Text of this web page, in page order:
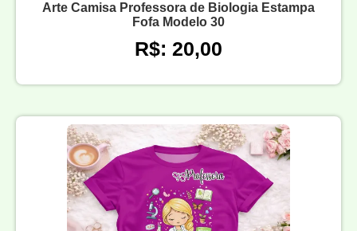
Arte Camisa Professora de Biologia Estampa
Fofa Modelo 30
R$: 20,00